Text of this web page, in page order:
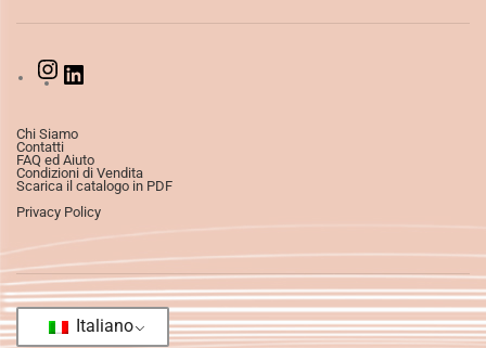
Chi Siamo
Contatti
FAQ ed Aiuto
Condizioni di Vendita
Scarica il catalogo in PDF
Privacy Policy
Italiano